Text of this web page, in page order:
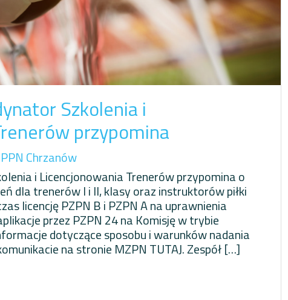
Szkolenia i
przypomina
PPN Chrzanów
i Licencjonowania Trenerów przypomina o
dla trenerów I i II, klasy oraz instruktorów piłki
licencję PZPN B i PZPN A na uprawnienia
przez PZPN 24 na Komisję w trybie
dotyczące sposobu i warunków nadania
na stronie MZPN TUTAJ. Zespół […]